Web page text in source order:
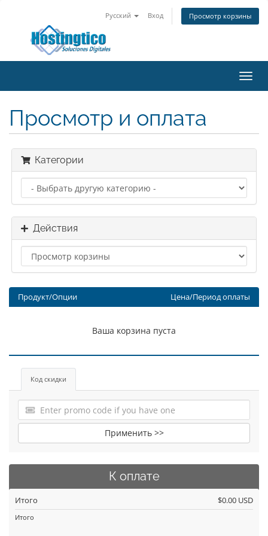
Русский Вход Просмотр корзины
Просмотр и оплата
Категории
Действия
Продукт/Опции Цена/Период оплаты
Ваша корзина пуста
Код скидки
Применить >>
К оплате
Итого $0.00 USD
Итого